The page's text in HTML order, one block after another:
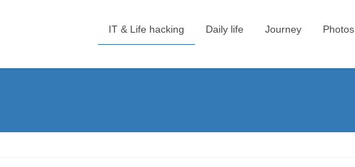
IT & Life hacking Daily life Journey Photos